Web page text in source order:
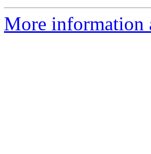
More information